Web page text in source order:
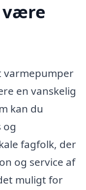
være
varmepumper
en vanskelig
kan du
og
fagfolk, der
og service af
muligt for